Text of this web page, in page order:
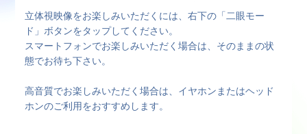
立体視映像をお楽しみいただくには、右下の「二眼モー
ド」ボタンをタップしてください。
スマートフォンでお楽しみいただく場合は、そのままの状
態でお待ち下さい。
高音質でお楽しみいただく場合は、イヤホンまたはヘッド
ホンのご利用をおすすめします。